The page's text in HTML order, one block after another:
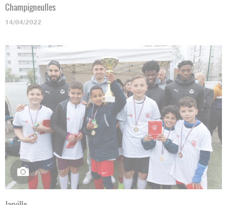
Champigneulles
14/04/2022